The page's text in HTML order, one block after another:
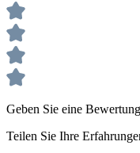
Geben Sie eine
Teilen Sie Ihre